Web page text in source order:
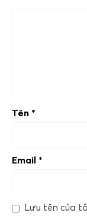
Tên *
Email *
Lưu tên của